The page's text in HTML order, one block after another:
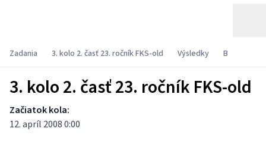
Zadania 3. kolo 2. časť 23. ročník FKS-old Výsledky B
3. kolo 2. časť 23. ročník FKS-old
Začiatok kola:
12. apríl 2008 0:00